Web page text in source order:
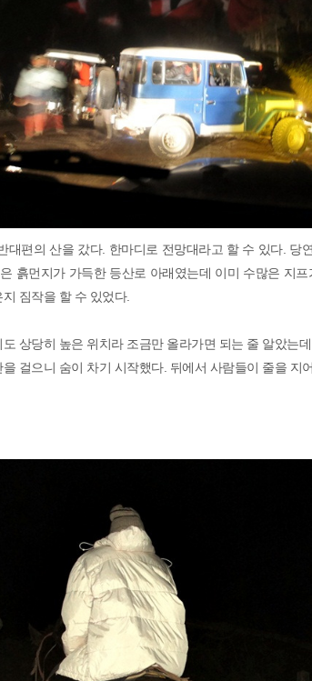
대편의 산을 갔다. 한마디로 전망대라고 할 수 있다. 당
흙먼지가 가득한 등산로 아래였는데 이미 수많은 지
짐작을 할 수 있었다.
상당히 높은 위치라 조금만 올라가면 되는 줄 알았는
걸으니 숨이 차기 시작했다. 뒤에서 사람들이 줄을 지